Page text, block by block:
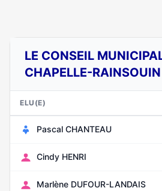
LE CONSEIL
CHAPELLE-
ELU(E)
Pascal CHANTEAU
Cindy HENRI
Marlène DUFOUR-LANDAIS